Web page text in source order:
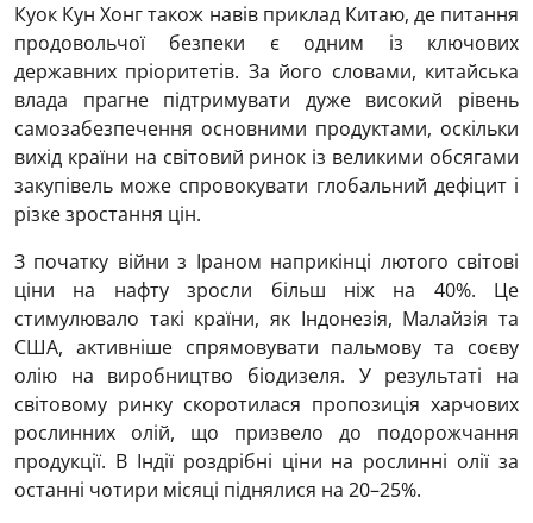
Куок Кун Хонг також навів приклад Китаю, де питання
продовольчої безпеки є одним із ключових
державних пріоритетів. За його словами, китайська
влада прагне підтримувати дуже високий рівень
самозабезпечення основними продуктами, оскільки
вихід країни на світовий ринок із великими обсягами
закупівель може спровокувати глобальний дефіцит і
різке зростання цін.
З початку війни з Іраном наприкінці лютого світові
ціни на нафту зросли більш ніж на 40%. Це
стимулювало такі країни, як Індонезія, Малайзія та
США, активніше спрямовувати пальмову та соєву
олію на виробництво біодизеля. У результаті на
світовому ринку скоротилася пропозиція харчових
рослинних олій, що призвело до подорожчання
продукції. В Індії роздрібні ціни на рослинні олії за
останні чотири місяці піднялися на 20–25%.